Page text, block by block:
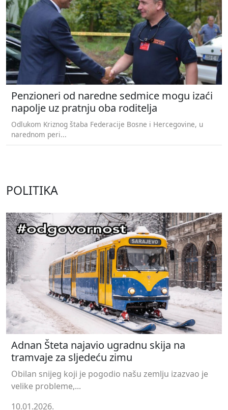
Penzioneri od naredne sedmice mogu izaći
napolje uz pratnju oba roditelja
Odlukom Kriznog štaba Federacije Bosne i Hercegovine, u
narednom peri...
POLITIKA
Adnan Šteta najavio ugradnu skija na
tramvaje za sljedeću zimu
Obilan snijeg koji je pogodio našu zemlju izazvao je
velike probleme,...
10.01.2026.